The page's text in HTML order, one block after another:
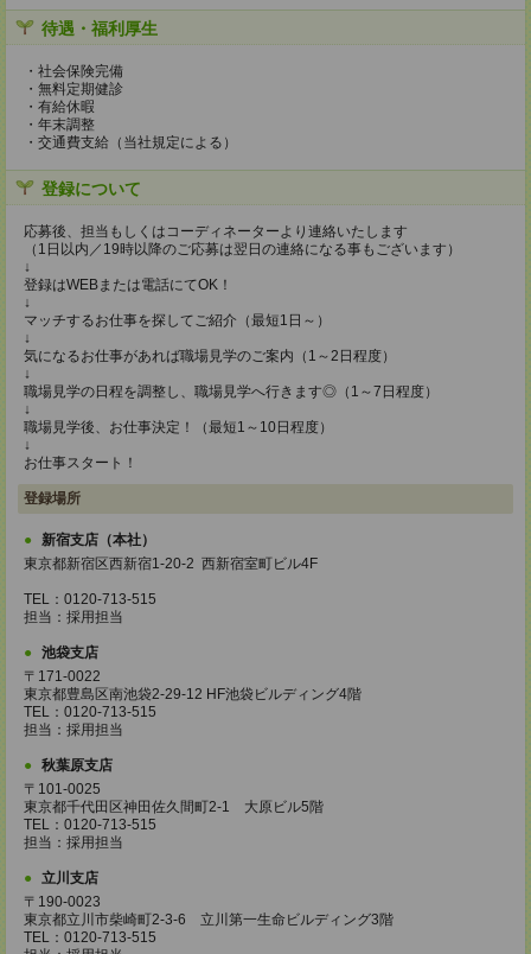
待遇・福利厚生
・社会保険完備
・無料定期健診
・有給休暇
・年末調整
・交通費支給（当社規定による）
登録について
応募後、担当もしくはコーディネーターより連絡いたします
（1日以内／19時以降のご応募は翌日の連絡になる事もございます）
↓
登録はWEBまたは電話にてOK！
↓
マッチするお仕事を探してご紹介（最短1日～）
↓
気になるお仕事があれば職場見学のご案内（1～2日程度）
↓
職場見学の日程を調整し、職場見学へ行きます◎（1～7日程度）
↓
職場見学後、お仕事決定！（最短1～10日程度）
↓
お仕事スタート！
登録場所
新宿支店（本社）
東京都新宿区西新宿1-20-2 西新宿室町ビル4F
TEL：0120-713-515
担当：採用担当
池袋支店
〒171-0022
東京都豊島区南池袋2-29-12 HF池袋ビルディング4階
TEL：0120-713-515
担当：採用担当
秋葉原支店
〒101-0025
東京都千代田区神田佐久間町2-1 大原ビル5階
TEL：0120-713-515
担当：採用担当
立川支店
〒190-0023
東京都立川市柴崎町2-3-6 立川第一生命ビルディング3階
TEL：0120-713-515